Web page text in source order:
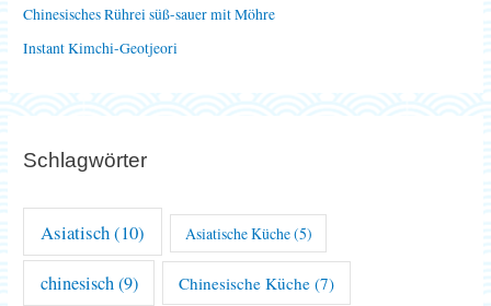
:Chinesisches Rührei süß-sauer mit Möhre
Instant Kimchi-Geotjeori
Schlagwörter
Asiatisch(10) Asiatische Küche(5)
chinesisch(9) Chinesische Küche (7)